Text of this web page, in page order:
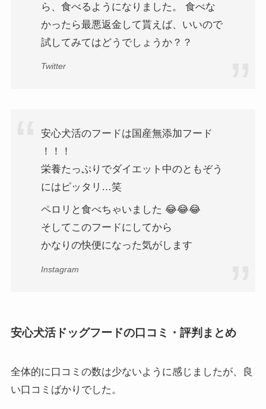
ら、食べるようになりました。 食べな
かったら最悪返金して貰えば、いいので
試してみてはどうでしょうか？？
Twitter
安心犬活のフードは国産無添加フード
！！！
栄養たっぷりでダイエット中のともぞう
にはピッタリ…笑
ペロリと食べちゃいました 😂😂😂
そしてこのフードにしてから
かなりの快便になった気がします
Instagram
安心犬活ドッグフードの口コミ・評判まとめ
全体的に口コミの数は少ないように感じましたが、良
い口コミばかりでした。